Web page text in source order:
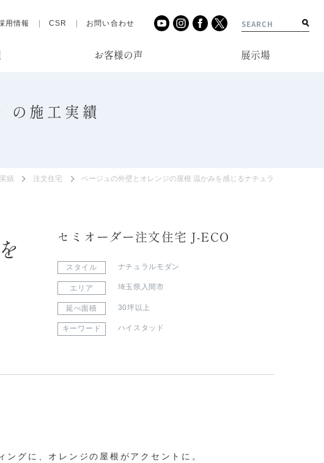
用情報 CSR お問い合わせ
お客様の声 展示場
の 施工実績
績 注文住宅 ベージュの外壁とオレンジの屋根 温かみを感じるナチュラルな外観
セミオーダー注文住宅 J-ECO
スタイル ナチュラルモダン
エリア 埼玉県入間市
延べ面積 30坪以上
キーワード ハイスタッド
グに、オレンジの屋根がアクセントに。